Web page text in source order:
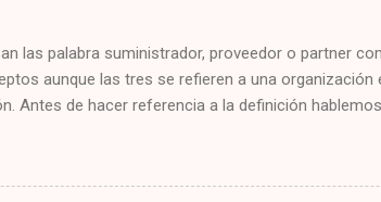
las palabra suministrador, proveedor o partner
aunque las tres se refieren a una organización
Antes de hacer referencia a la definición
cualquier otro tipo de organización; se necesitan
pueda construir sus propios servicios.